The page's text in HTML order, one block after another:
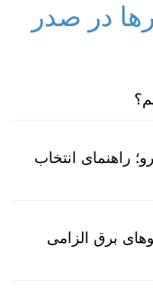
در صدر
راهنمای انتخاب
برق الزامی